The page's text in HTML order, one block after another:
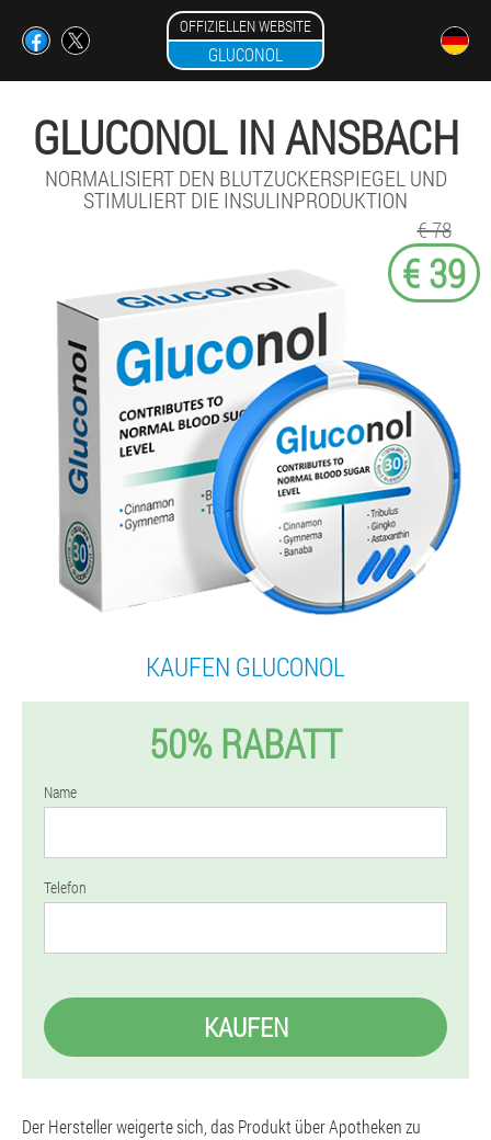
OFFIZIELLEN WEBSITE
GLUCONOL
GLUCONOL IN ANSBACH
NORMALISIERT DEN BLUTZUCKERSPIEGEL UND
STIMULIERT DIE INSULINPRODUKTION
€ 78
€ 39
KAUFEN GLUCONOL
50% RABATT
Name
Telefon
KAUFEN
Der Hersteller weigerte sich, das Produkt über Apotheken zu